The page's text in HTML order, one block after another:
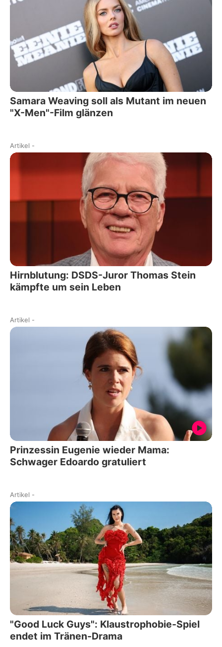
Samara Weaving soll als Mutant im neuen
"X-Men"-Film glänzen
Artikel -
Hirnblutung: DSDS-Juror Thomas Stein
kämpfte um sein Leben
Artikel -
Prinzessin Eugenie wieder Mama:
Schwager Edoardo gratuliert
Artikel -
"Good Luck Guys": Klaustrophobie-Spiel
endet im Tränen-Drama